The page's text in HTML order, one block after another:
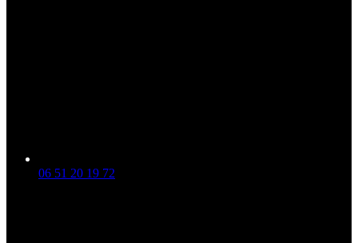
06 51 20 19 72